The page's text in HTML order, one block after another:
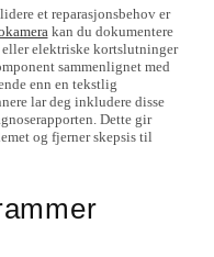
et reparasjonsbehov er
kan du dokumentere
eller elektriske kortslutninger
sammenlignet med
enn en tekstlig
lar deg inkludere disse
Dette gir
og fjerner skepsis til